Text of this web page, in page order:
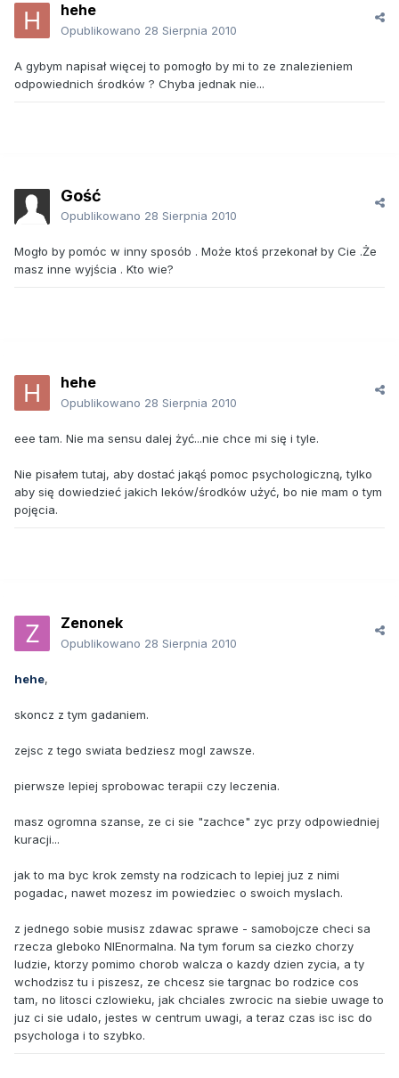
hehe
Opublikowano 28 Sierpnia 2010
A gybym napisał więcej to pomogło by mi to ze znalezieniem
odpowiednich środków ? Chyba jednak nie...
Gość
Opublikowano 28 Sierpnia 2010
Mogło by pomóc w inny sposób . Może ktoś przekonał by Cie .Że
masz inne wyjścia . Kto wie?
hehe
Opublikowano 28 Sierpnia 2010
eee tam. Nie ma sensu dalej żyć...nie chce mi się i tyle.
Nie pisałem tutaj, aby dostać jakąś pomoc psychologiczną, tylko
aby się dowiedzieć jakich leków/środków użyć, bo nie mam o tym
pojęcia.
Zenonek
Opublikowano 28 Sierpnia 2010
hehe,
skoncz z tym gadaniem.
zejsc z tego swiata bedziesz mogl zawsze.
pierwsze lepiej sprobowac terapii czy leczenia.
masz ogromna szanse, ze ci sie "zachce" zyc przy odpowiedniej
kuracji...
jak to ma byc krok zemsty na rodzicach to lepiej juz z nimi
pogadac, nawet mozesz im powiedziec o swoich myslach.
z jednego sobie musisz zdawac sprawe - samobojcze checi sa
rzecza gleboko NIEnormalna. Na tym forum sa ciezko chorzy
ludzie, ktorzy pomimo chorob walcza o kazdy dzien zycia, a ty
wchodzisz tu i piszesz, ze chcesz sie targnac bo rodzice cos
tam, no litosci czlowieku, jak chciales zwrocic na siebie uwage to
juz ci sie udalo, jestes w centrum uwagi, a teraz czas isc isc do
psychologa i to szybko.